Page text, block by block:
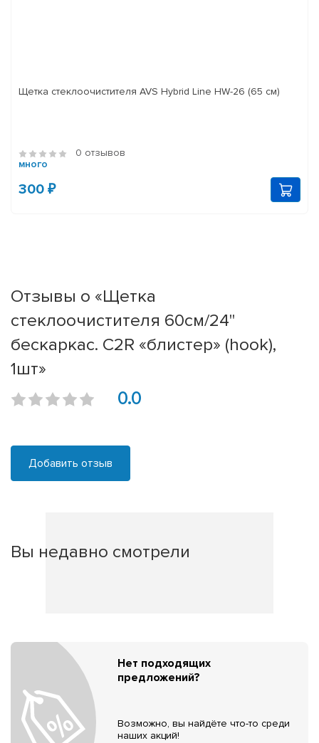
Щетка стеклоочистителя AVS Hybrid Line HW-26 (65 см)
0 отзывов
много
300 ₽
Отзывы о «Щетка
стеклоочистителя 60см/24''
бескаркас. C2R «блистер» (hook),
1шт»
0.0
Добавить отзыв
Вы недавно смотрели
Нет подходящих
предложений?
Возможно, вы найдёте что-то среди
наших акций!